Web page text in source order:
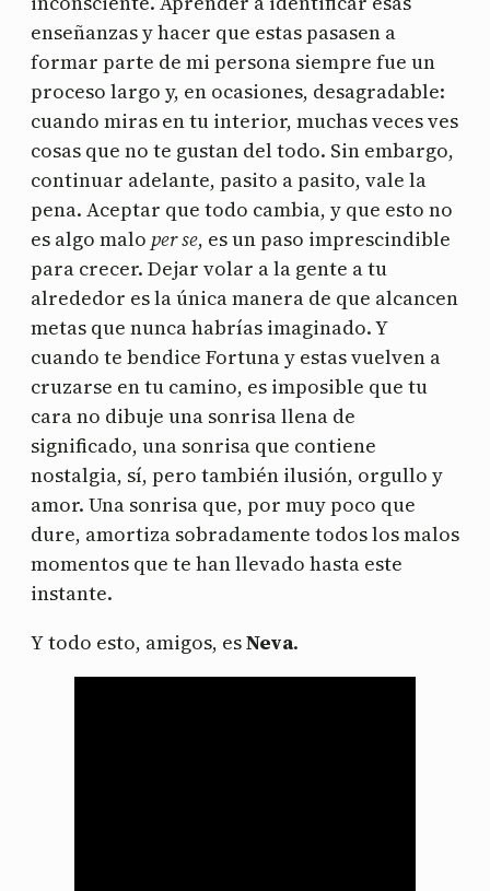
enseñanzas y hacer que estas pasasen a
formar parte de mi persona siempre fue un
proceso largo y, en ocasiones, desagradable:
cuando miras en tu interior, muchas veces ves
cosas que no te gustan del todo. Sin embargo,
continuar adelante, pasito a pasito, vale la
pena. Aceptar que todo cambia, y que esto no
es algo malo per se, es un paso imprescindible
para crecer. Dejar volar a la gente a tu
alrededor es la única manera de que alcancen
metas que nunca habrías imaginado. Y
cuando te bendice Fortuna y estas vuelven a
cruzarse en tu camino, es imposible que tu
cara no dibuje una sonrisa llena de
significado, una sonrisa que contiene
nostalgia, sí, pero también ilusión, orgullo y
amor. Una sonrisa que, por muy poco que
dure, amortiza sobradamente todos los malos
momentos que te han llevado hasta este
instante.
Y todo esto, amigos, esNeva.